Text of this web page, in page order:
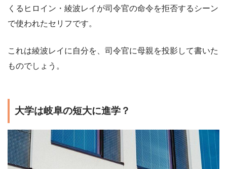
くるヒロイン・綾波レイが司令官の命令を拒否するシーン
で使われたセリフです。
これは綾波レイに自分を、司令官に母親を投影して書いた
ものでしょう。
大学は岐阜の短大に進学？